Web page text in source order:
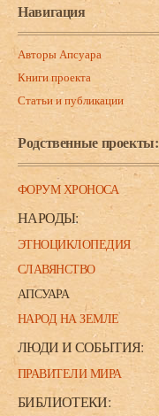
Навигация
Авторы Апсуара
Книги проекта
Статьи и публикации
Родственные проекты:
ФОРУМ ХРОНОСА
НАРОДЫ:
ЭТНОЦИКЛОПЕДИЯ
СЛАВЯНСТВО
АПСУАРА
НАРОД НА ЗЕМЛЕ
ЛЮДИ И СОБЫТИЯ:
ПРАВИТЕЛИ МИРА
БИБЛИОТЕКИ: